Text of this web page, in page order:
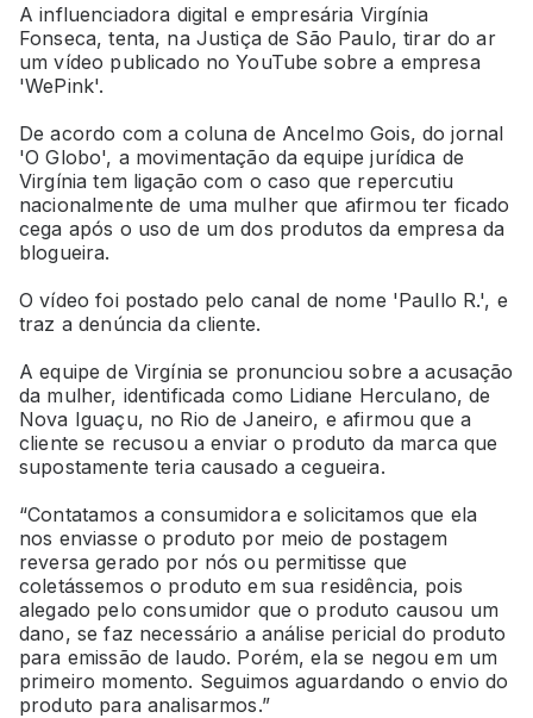
A influenciadora digital e empresária Virgínia
Fonseca, tenta, na Justiça de São Paulo, tirar do ar
um vídeo publicado no YouTube sobre a empresa
'WePink'.
De acordo com a coluna de Ancelmo Gois, do jornal
'O Globo', a movimentação da equipe jurídica de
Virgínia tem ligação com o caso que repercutiu
nacionalmente de uma mulher que afirmou ter ficado
cega após o uso de um dos produtos da empresa da
blogueira.
O vídeo foi postado pelo canal de nome 'Paullo R.', e
traz a denúncia da cliente.
A equipe de Virgínia se pronunciou sobre a acusação
da mulher, identificada como Lidiane Herculano, de
Nova Iguaçu, no Rio de Janeiro, e afirmou que a
cliente se recusou a enviar o produto da marca que
supostamente teria causado a cegueira.
“Contatamos a consumidora e solicitamos que ela
nos enviasse o produto por meio de postagem
reversa gerado por nós ou permitisse que
coletássemos o produto em sua residência, pois
alegado pelo consumidor que o produto causou um
dano, se faz necessário a análise pericial do produto
para emissão de laudo. Porém, ela se negou em um
primeiro momento. Seguimos aguardando o envio do
produto para analisarmos.”